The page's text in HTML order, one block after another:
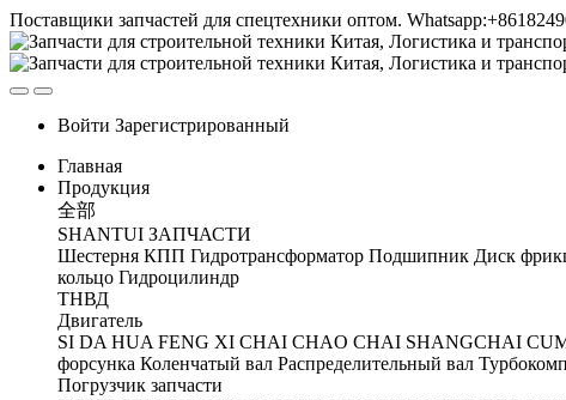
Поставщики запчастей для спецтехники оптом.
Войти Зарегистрированный
Главная
Продукция
全部
SHANTUI ЗАПЧАСТИ
Шестерня КПП Гидротрансформатор Подшипник Диск
кольцо Гидроцилиндр
ТНВД
Двигатель
SI DA HUA FENG XI CHAI CHAO CHAI SHANGCHAI
форсунка Коленчатый вал Распределительный вал
Погрузчик запчасти